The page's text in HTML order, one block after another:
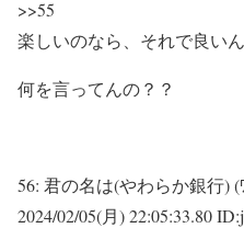
>>55
楽しいのなら、それで良い
何を言ってんの？？
56: 君の名は(やわらか銀行) (
2024/02/05(月) 22:05:33.80